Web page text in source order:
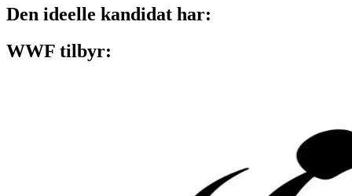
Den ideelle kandidat har:
WWF tilbyr: